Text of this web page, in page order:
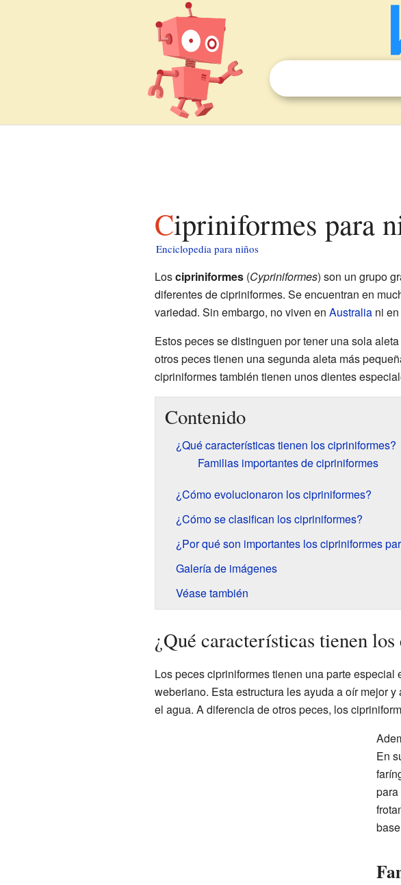
Cipriniformes para
Enciclopedia para niños
Loscipriniformes(Cypriniformes) son un grupo
diferentes de cipriniformes. Se encuentran en
variedad. Sin embargo, no viven en Australiani en
Estos peces se distinguen por tener una sola
otros peces tienen una segunda aleta más
cipriniformes también tienen unos dientes
Contenido
¿Qué características tienen los cipriniformes?
Familias importantes de cipriniformes
¿Cómo evolucionaron los cipriniformes?
¿Cómo se clasifican los cipriniformes?
¿Por qué son importantes los cipriniformes
Galería de imágenes
Véase también
¿Qué características tienen
Los peces cipriniformes tienen una parte especial
weberiano. Esta estructura les ayuda a oír mejor
el agua. A diferencia de otros peces, los
En